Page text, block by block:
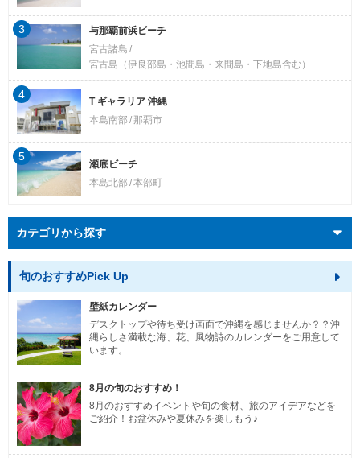
与那覇前浜ビーチ
宮古諸島
宮古島（伊良部島・池間島・来間島・下地島含む）
3
T ギャラリア 沖縄
本島南部
那覇市
4
瀬底ビーチ
本島北部 本部町
5
カテゴリから探す
旬のおすすめPick Up
壁紙カレンダー
デスクトップや待ち受け画面で沖縄を感じませんか？？沖
縄らしさ満載な海、花、風物詩のカレンダーをご用意して
います。
8月の旬のおすすめ！
8月のおすすめイベントや旬の食材、旅のアイデアなどを
ご紹介！お盆休みや夏休みを楽しもう♪